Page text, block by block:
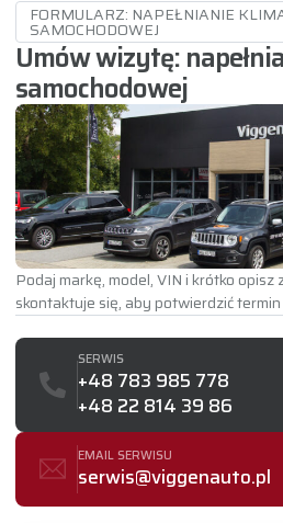
FORMULARZ: NAPEŁNIANIE
SAMOCHODOWEJ
Umów wizytę:
samochodowej
Podaj markę, model, VIN i krótko opisz
skontaktuje się, aby potwierdzić
SERWIS
+48 783 985 778
+48 22 814 39 86
EMAIL SERWISU
serwis@viggenauto.pl